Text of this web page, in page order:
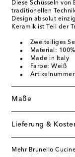
Diese Schüsseln
traditionellen
Design absolut
Keramik ist Teil der
Zweiteiliges
Material:
Made in Italy
Farbe: Weiß
Maße
Lieferung &
Mehr Brunello